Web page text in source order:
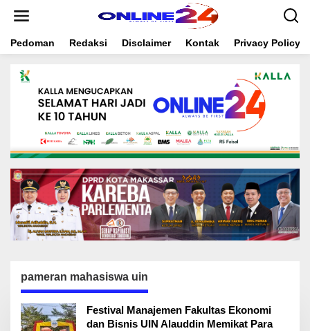
t
Pedoman Redaksi Disclaimer Kontak Privacy Policy
pameran mahasiswa uin
Festival Manajemen Fakultas Ekonomi
dan Bisnis UIN Alauddin Memikat Para